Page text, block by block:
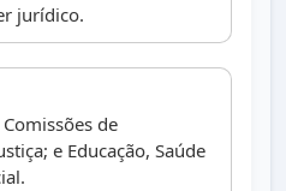
jurídico.
de
e Educação, Saúde